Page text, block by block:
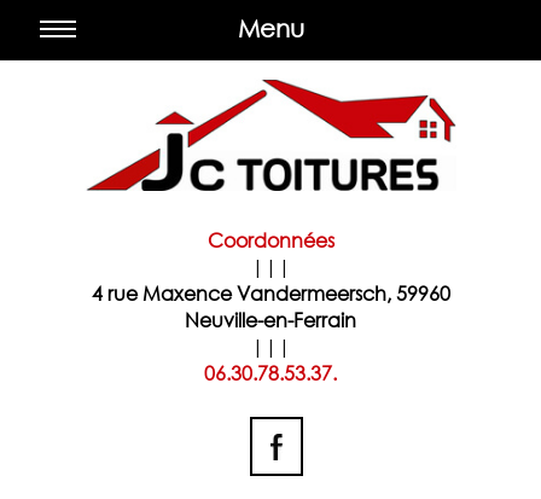
Menu
Coordonnées
|||
4 rue Maxence Vandermeersch, 59960
Neuville-en-Ferrain
|||
06.30.78.53.37.